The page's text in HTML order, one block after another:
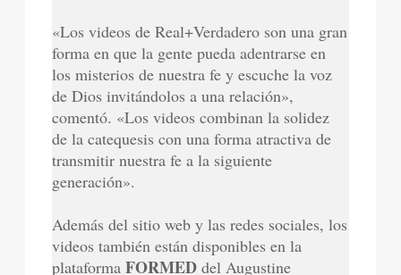
«Los videos de Real+Verdadero son una gran
forma en que la gente pueda adentrarse en
los misterios de nuestra fe y escuche la voz
de Dios invitándolos a una relación»,
comentó. «Los videos combinan la solidez
de la catequesis con una forma atractiva de
transmitir nuestra fe a la siguiente
generación».
Además del sitio web y las redes sociales, los
videos también están disponibles en la
plataformaFORMED del Augustine